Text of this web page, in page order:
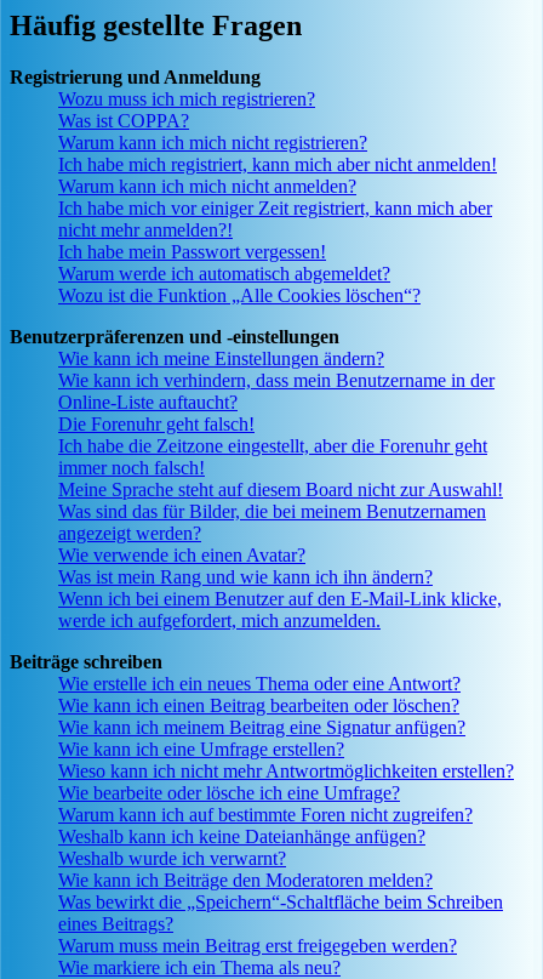
Häufig gestellte Fragen
Registrierung und Anmeldung
Wozu muss ich mich registrieren?
Was ist COPPA?
Warum kann ich mich nicht registrieren?
Ich habe mich registriert, kann mich aber nicht anmelden!
Warum kann ich mich nicht anmelden?
Ich habe mich vor einiger Zeit registriert, kann mich aber
nicht mehr anmelden?!
Ich habe mein Passwort vergessen!
Warum werde ich automatisch abgemeldet?
Wozu ist die Funktion „Alle Cookies löschen“?
Benutzerpräferenzen und -einstellungen
Wie kann ich meine Einstellungen ändern?
Wie kann ich verhindern, dass mein Benutzername in der
Online-Liste auftaucht?
Die Forenuhr geht falsch!
Ich habe die Zeitzone eingestellt, aber die Forenuhr geht
immer noch falsch!
Meine Sprache steht auf diesem Board nicht zur Auswahl!
Was sind das für Bilder, die bei meinem Benutzernamen
angezeigt werden?
Wie verwende ich einen Avatar?
Was ist mein Rang und wie kann ich ihn ändern?
Wenn ich bei einem Benutzer auf den E-Mail-Link klicke,
werde ich aufgefordert, mich anzumelden.
Beiträge schreiben
Wie erstelle ich ein neues Thema oder eine Antwort?
Wie kann ich einen Beitrag bearbeiten oder löschen?
Wie kann ich meinem Beitrag eine Signatur anfügen?
Wie kann ich eine Umfrage erstellen?
Wieso kann ich nicht mehr Antwortmöglichkeiten erstellen?
Wie bearbeite oder lösche ich eine Umfrage?
Warum kann ich auf bestimmte Foren nicht zugreifen?
Weshalb kann ich keine Dateianhänge anfügen?
Weshalb wurde ich verwarnt?
Wie kann ich Beiträge den Moderatoren melden?
Was bewirkt die „Speichern“-Schaltfläche beim Schreiben
eines Beitrags?
Warum muss mein Beitrag erst freigegeben werden?
Wie markiere ich ein Thema als neu?